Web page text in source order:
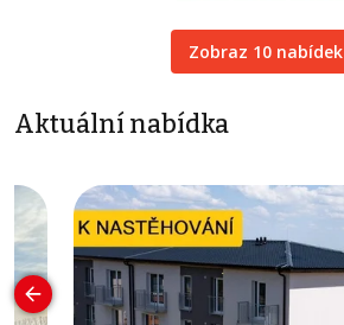
Zobraz 10 nabídek
Aktuální nabídka